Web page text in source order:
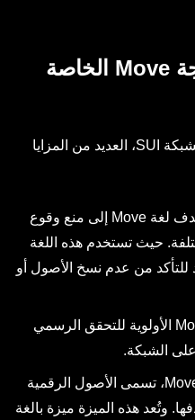
ما هي مزايا لغة البرمجة Move الخاصة
تقدم لغة البرمجة Move الخاصة بشبكة SUI، العديد من المزايا
: تهدف لغة Move إلى منع وقوع
حيث تستخدم هذه اللغة
للتأكد من عدم نسخ الأصول أو
: تعطي لغة Move الأولوية للتحقق الرسمي
على الشبكة.
: مع لغة Move، تسمى الأصول الرقمية
وتُعد هذه الميزة ميزة بالغة